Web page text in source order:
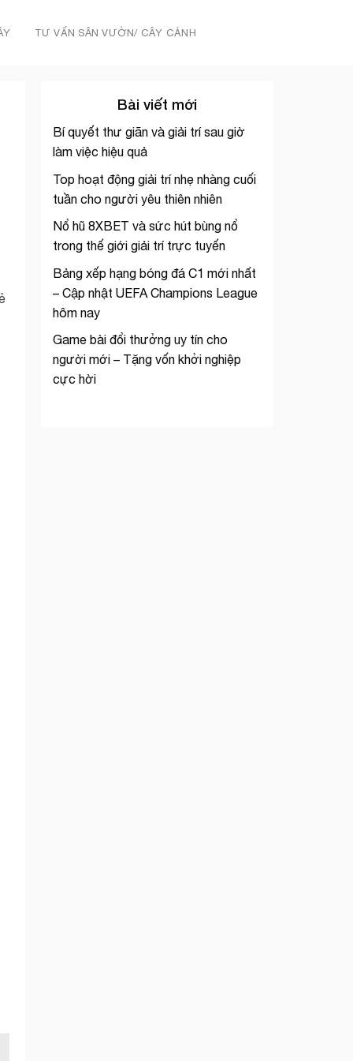
TƯ VẤN SÂN VƯỜN/ CÂY CẢNH
Bài viết mới
Bí quyết thư giãn và giải trí sau giờ
làm việc hiệu quả
Top hoạt động giải trí nhẹ nhàng cuối
tuần cho người yêu thiên nhiên
Nổ hũ 8XBET và sức hút bùng nổ
trong thế giới giải trí trực tuyến
Bảng xếp hạng bóng đá C1 mới nhất
– Cập nhật UEFA Champions League
hôm nay
Game bài đổi thưởng uy tín cho
người mới – Tặng vốn khởi nghiệp
cực hời